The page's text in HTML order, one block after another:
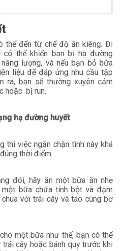
thể đến từ chế độ ăn kiêng. Đi
có thể khiến bạn bị hạ đường
lượng, và nếu bạn bỏ bữa
liệu để đáp ứng nhu cầu tập
ra, bạn sẽ thường xuyên cảm
hoặc bị run.
hạ đường huyết
thì việc ngăn chặn tình này khá
thời điểm.
đói, hãy ăn một bữa ăn nhẹ
bữa chứa tinh bột và đạm
với trái cây và táo cùng bơ
một bữa như thế, bạn có thể
cây hoặc bánh quy trước khi